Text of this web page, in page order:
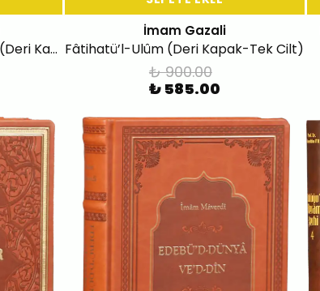
Hayâtü's Sahâbe Muhtasarı (Deri Kapak-2 Cilt)
İmam Gazali
Fâtihatü’l-Ulûm (Deri Kapak-Tek Cilt)
₺ 900.00
₺ 585.00